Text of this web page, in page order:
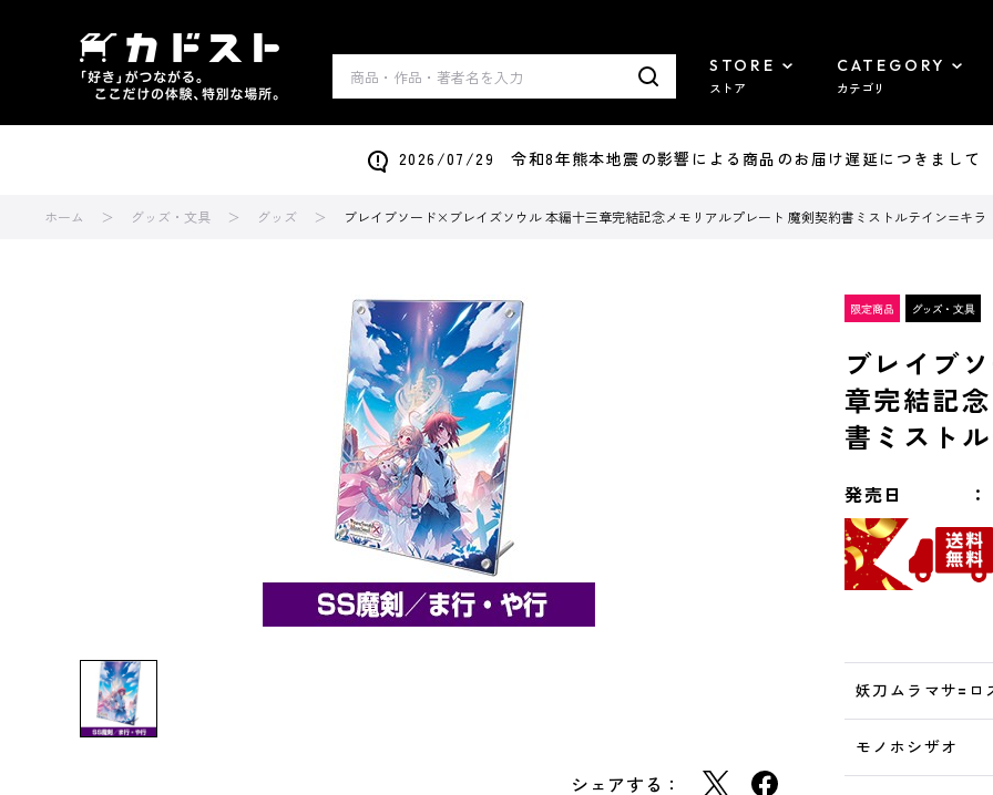
STORE
ストア
CATEGORY
カテゴリ
2026/07/29 令和8年熊本地震の影響による商品のお届け遅延につきまして
ホーム グッズ・文具 グッズ ブレイブソード×ブレイズソウル 本編十三章完結記念メモリアルプレート 魔剣契約書ミストルテイン=キラ
シェアする：
ブレイブ
章完結記
書ミスト
発売日
妖刀ムラマサ=ロ
モノホシザオ